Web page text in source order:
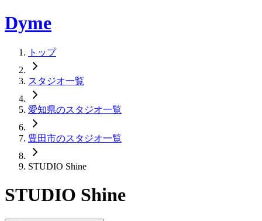
Dyme
トップ
スタジオ一覧
愛知県のスタジオ一覧
豊田市のスタジオ一覧
STUDIO Shine
STUDIO Shine